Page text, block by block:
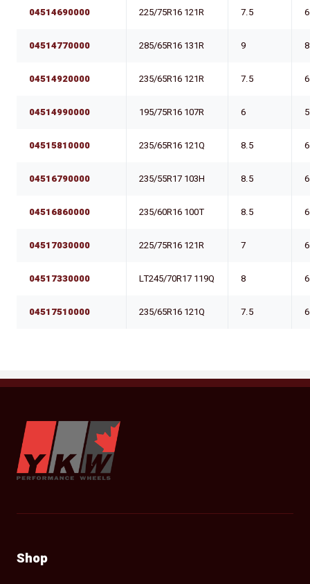
04514690000 225/75R16 121R 7.5 6
04514770000 285/65R16 131R 9 8
04514920000 235/65R16 121R 7.5
04514990000 195/75R16 107R 6 5
04515810000 235/65R16 121Q 8.5
04516790000 235/55R17 103H 8.5
04516860000 235/60R16 100T 8.5
04517030000 225/75R16 121R 7 6
04517330000 LT245/70R17 119Q 8
04517510000 235/65R16 121Q 7.5
YKW Wheels
Shop